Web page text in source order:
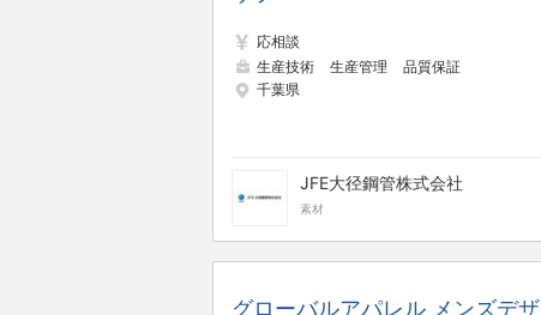
応相談
生産技術
生産管理
品質保証
千葉県
JFE大径鋼管株式会社
素材
グローバルアパレル メンズデザ